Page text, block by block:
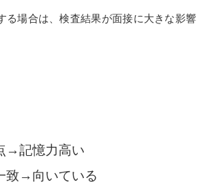
る場合は、検査結果が面接に大きな影響
→記憶力高い
致→ 向いている